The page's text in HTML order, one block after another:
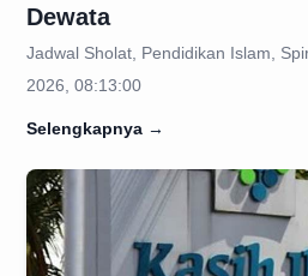
Dewata
Jadwal Sholat, Pendidikan Islam,
2026, 08:13:00
Selengkapnya →